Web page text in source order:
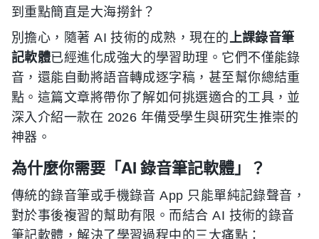
到重點簡直是大海撈針？
別擔心，隨著 AI 技術的成熟，現在的上課錄音筆
記軟體已經進化成強大的學習助理。它們不僅能錄
音，還能自動將語音轉成逐字稿，甚至幫你總結重
點。這篇文章將帶你了解如何挑選適合的工具，並
深入介紹一款在 2026 年備受學生與研究生推崇的
神器。
為什麼你需要「AI 錄音筆記軟體」？
傳統的錄音筆或手機錄音 App 只能單純記錄聲音，
對於事後複習的幫助有限。而結合 AI 技術的錄音
筆記軟體，解決了學習過程中的三大痛點：